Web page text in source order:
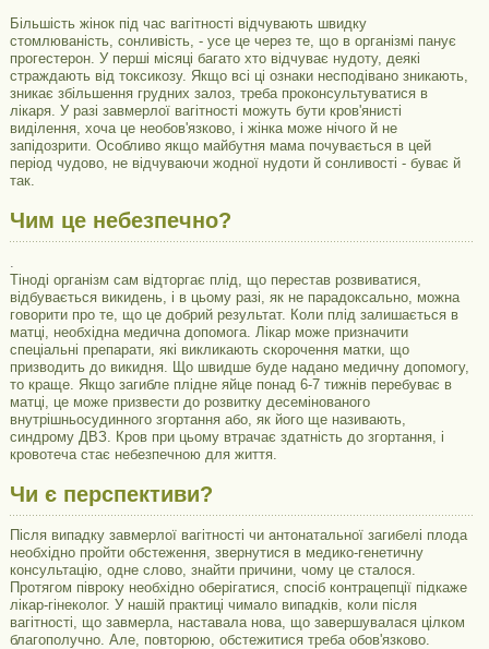
Більшість жінок під час вагітності відчувають швидку
стомлюваність, сонливість, - усе це через те, що в організмі панує
прогестерон. У перші місяці багато хто відчуває нудоту, деякі
страждають від токсикозу. Якщо всі ці ознаки несподівано зникають,
зникає збільшення грудних залоз, треба проконсультуватися в
лікаря. У разі завмерлої вагітності можуть бути кров'янисті
виділення, хоча це необов'язково, і жінка може нічого й не
запідозрити. Особливо якщо майбутня мама почувається в цей
період чудово, не відчуваючи жодної нудоти й сонливості - буває й
так.
Чим це небезпечно?
.
Тіноді організм сам відторгає плід, що перестав розвиватися,
відбувається викидень, і в цьому разі, як не парадоксально, можна
говорити про те, що це добрий результат. Коли плід залишається в
матці, необхідна медична допомога. Лікар може призначити
спеціальні препарати, які викликають скорочення матки, що
призводить до викидня. Що швидше буде надано медичну допомогу,
то краще. Якщо загибле плідне яйце понад 6-7 тижнів перебуває в
матці, це може призвести до розвитку десемінованого
внутрішньосудинного згортання або, як його ще називають,
синдрому ДВЗ. Кров при цьому втрачає здатність до згортання, і
кровотеча стає небезпечною для життя.
Чи є перспективи?
Після випадку завмерлої вагітності чи антонатальної загибелі плода
необхідно пройти обстеження, звернутися в медико-генетичну
консультацію, одне слово, знайти причини, чому це сталося.
Протягом півроку необхідно оберігатися, спосіб контрацепції підкаже
лікар-гінеколог. У нашій практиці чимало випадків, коли після
вагітності, що завмерла, наставала нова, що завершувалася цілком
благополучно. Але, повторюю, обстежитися треба обов'язково.